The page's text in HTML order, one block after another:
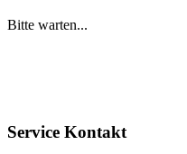
Bitte warten...
Service Kontakt